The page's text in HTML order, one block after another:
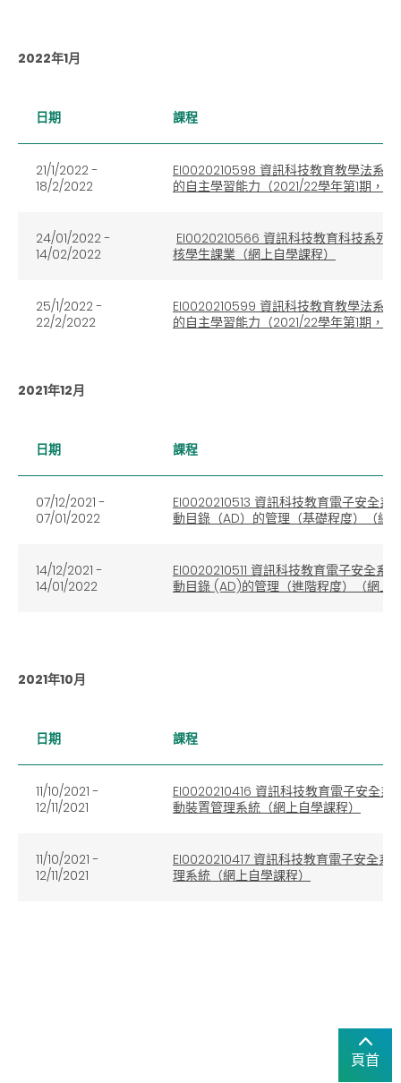
2022年1月
日期 課程
21/1/2022 -
18/2/2022
EI0020210598 資訊科技教育教學法系
的自主學習能力（2021/22學年第1期，
24/01/2022 -
14/02/2022
EI0020210566 資訊科技教育科技系
核學生課業（網上自學課程）
25/1/2022 -
22/2/2022
EI0020210599 資訊科技教育教學法系
的自主學習能力（2021/22學年第1期，
2021年12月
日期 課程
07/12/2021 -
07/01/2022
EI0020210513 資訊科技教育電子安全
動目錄（AD）的管理（基礎程度）（網
14/12/2021 -
14/01/2022
EI0020210511 資訊科技教育電子安全
動目錄 (AD)的管理（進階程度）（網上
2021年10月
日期 課程
11/10/2021 -
12/11/2021
EI0020210416 資訊科技教育電子安全
動裝置管理系統（網上自學課程）
11/10/2021 -
12/11/2021
EI0020210417 資訊科技教育電子安全
理系統（網上自學課程）
頁首